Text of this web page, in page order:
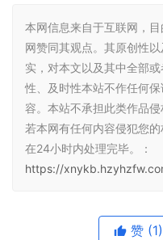
本网信息来自于互联网，
网赞同其观点。其原创性
实，对本文以及其中全部
性、及时性本站不作任何
容。本站不承担此类作品
若本网有任何内容侵犯您
在24小时内处理完毕。：
https://
赞 (1)